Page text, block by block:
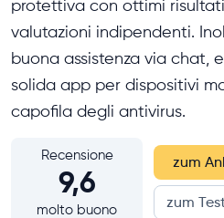
protettiva con ottimi
valutazioni indipendenti.
buona assistenza via chat,
solida app per dispositivi
capofila degli antivirus.
Recensione
9,6
molto buono
zum
zum